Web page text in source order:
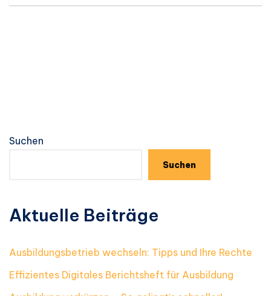
Suchen
Suchen
Aktuelle Beiträge
Ausbildungsbetrieb wechseln: Tipps und Ihre Rechte
Effizientes Digitales Berichtsheft für Ausbildung